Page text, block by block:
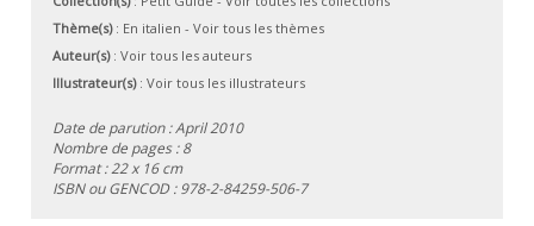
Thème(s): En italien - Voir tous les thèmes
Auteur(s): Voir tous les auteurs
Illustrateur(s): Voir tous les illustrateurs
Date de parution : April 2010
Nombre de pages : 8
Format : 22 x 16 cm
ISBN ou GENCOD :978-2-84259-506-7